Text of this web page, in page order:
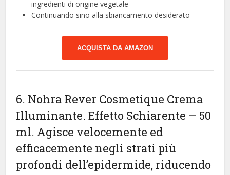
ingredienti di origine vegetale
Continuando sino alla sbiancamento desiderato
ACQUISTA DA AMAZON
6. Nohra Rever Cosmetique Crema
Illuminante. Effetto Schiarente – 50
ml. Agisce velocemente ed
efficacemente negli strati più
profondi dell’epidermide, riducendo